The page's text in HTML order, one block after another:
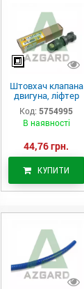
Штовхач клапана
двигуна, ліфтер
(575-4995)
Код: 5754995
В наявності
44,76 грн.
КУПИТИ